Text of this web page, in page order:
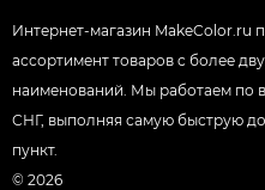
Интернет-магазин MakeColor.ru
ассортимент товаров c более
наименований. Мы работаем по
СНГ, выполняя самую быструю
пункт.
© 2026